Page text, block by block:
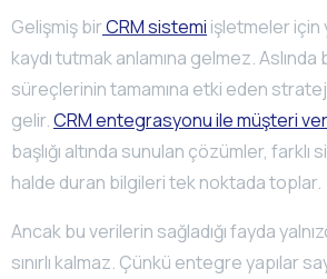
Gelişmiş birCRM sistemi işletmeler için
kaydı tutmak anlamına gelmez. Aslında
süreçlerinin tamamına etki eden
gelir.CRM entegrasyonu ile müşteri
başlığı altında sunulan çözümler, farklı
halde duran bilgileri tek noktada toplar.
Ancak bu verilerin sağladığı fayda
sınırlı kalmaz. Çünkü entegre yapılar